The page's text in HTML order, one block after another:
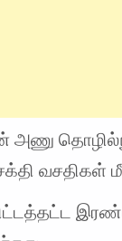
அணு
வசதிகள்